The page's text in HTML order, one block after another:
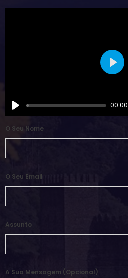
00:00
Play
O Seu Nome
O Seu Email
Assunto
A Sua Mensagem (opcional)